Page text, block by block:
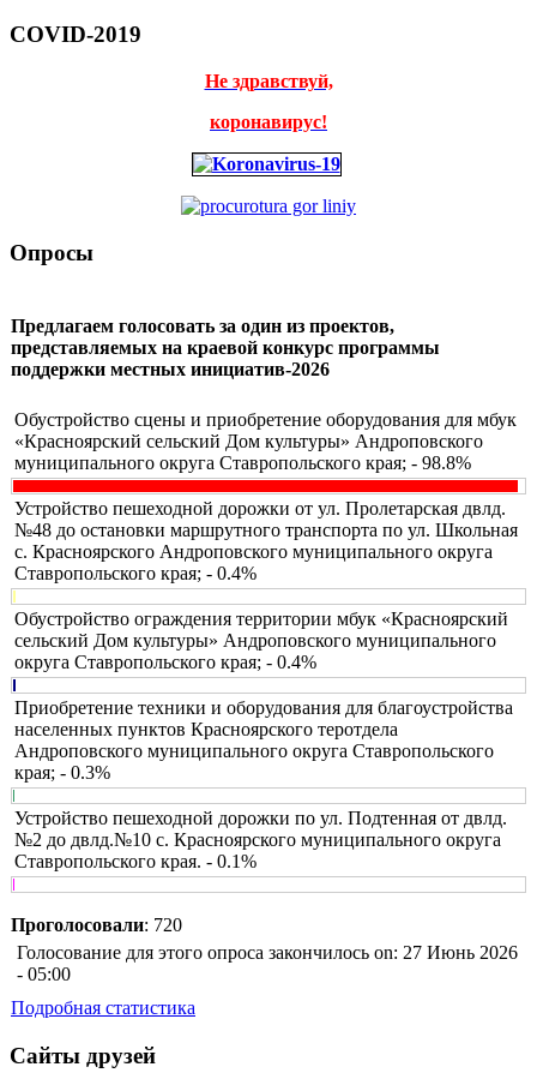
COVID-2019
Не здравствуй,
коронавирус!
Опросы
Предлагаем голосовать за один из проектов,
представляемых на краевой конкурс программы
поддержки местных инициатив-2026
Обустройство сцены и приобретение оборудования для мбук
«Красноярский сельский Дом культуры» Андроповского
муниципального округа Ставропольского края; - 98.8%
Устройство пешеходной дорожки от ул. Пролетарская двлд.
№48 до остановки маршрутного транспорта по ул. Школьная
с. Красноярского Андроповского муниципального округа
Ставропольского края; - 0.4%
Обустройство ограждения территории мбук «Красноярский
сельский Дом культуры» Андроповского муниципального
округа Ставропольского края; - 0.4%
Приобретение техники и оборудования для благоустройства
населенных пунктов Красноярского теротдела
Андроповского муниципального округа Ставропольского
края; - 0.3%
Устройство пешеходной дорожки по ул. Подтенная от двлд.
№2 до двлд.№10 с. Красноярского муниципального округа
Ставропольского края. - 0.1%
Проголосовали: 720
Голосование для этого опроса закончилось on: 27 Июнь 2026
- 05:00
Подробная статистика
Сайты друзей